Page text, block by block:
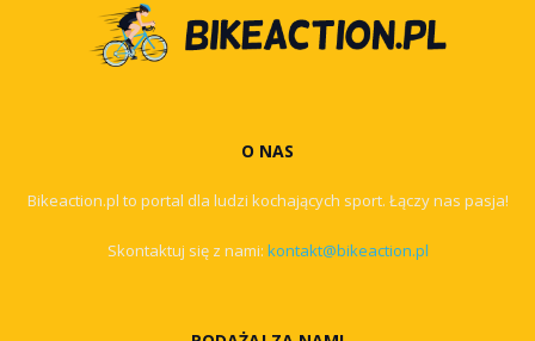
O NAS
Bikeaction.pl to portal dla ludzi kochających sport. Łączy nas pasja!
Skontaktuj się z nami: kontakt@bikeaction.pl